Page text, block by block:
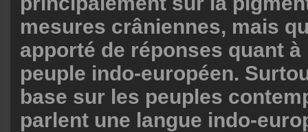
mesures crâniennes, mais
apporté de réponses quant
peuple indo-européen.
base sur les peuples
parlent une langue indo-